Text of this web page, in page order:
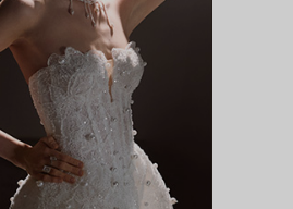
МИСТЕРИЯ
DIVA